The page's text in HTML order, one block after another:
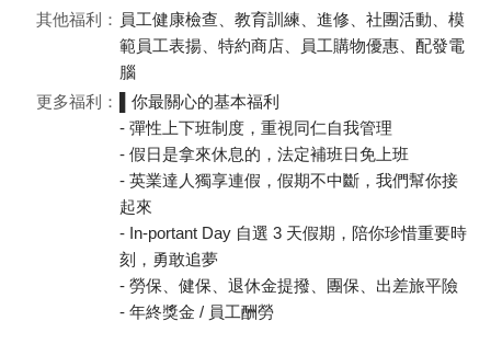
其他福利： 員工健康檢查、教育訓練、進修、社團活動、模
範員工表揚、特約商店、員工購物優惠、配發電
腦
更多福利：
▌你最關心的基本福利
- 彈性上下班制度，重視同仁自我管理
- 假日是拿來休息的，法定補班日免上班
- 英業達人獨享連假，假期不中斷，我們幫你接
起來
- In-portant Day 自選 3 天假期，陪你珍惜重要時
刻，勇敢追夢
- 勞保、健保、退休金提撥、團保、出差旅平險
- 年終獎金 / 員工酬勞